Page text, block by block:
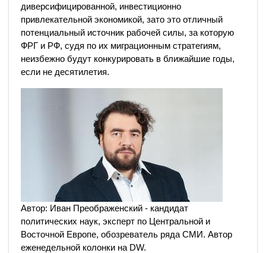
диверсифицированной, инвестиционно
привлекательной экономикой, зато это отличный
потенциальный источник рабочей силы, за которую
ФРГ и РФ, судя по их миграционным стратегиям,
неизбежно будут конкурировать в ближайшие годы,
если не десятилетия.
Автор: Иван Преображенский - кандидат
политических наук, эксперт по Центральной и
Восточной Европе, обозреватель ряда СМИ. Автор
еженедельной колонки на DW.